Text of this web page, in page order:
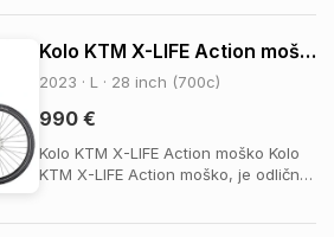
Kolo KTM X-LIFE Action moško
2023 · L · 28 inch (700c)
990 €
Kolo KTM X-LIFE Action moško Kolo
KTM X-LIFE Action moško, je odlično